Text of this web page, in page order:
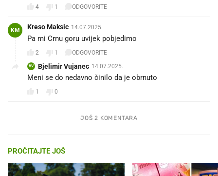
4 1 ODGOVORITE
KM Kreso Maksic 14.07.2025.
Pa mi Crnu goru uvijek pobjedimo
2 1 ODGOVORITE
BV Bjelimir Vujanec 14.07.2025.
Meni se do nedavno činilo da je obrnuto
1 0
JOŠ 2 KOMENTARA
PROČITAJTE JOŠ